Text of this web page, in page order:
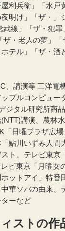
利兵衛」「水戸
夜明け」「ザ・
武線」「ザ・犯
ザ・老人の夢」
ホテル」「ザ・
、講演等 三洋電
プルコンピュー
ジタル研究所商
講演、農林
「日曜プラザ広
鮎川いずみ人間
スト、テレビ東京
ビ東京「月曜女
ットアイ」特番
華ソバの由来、
ーなど
ストの作